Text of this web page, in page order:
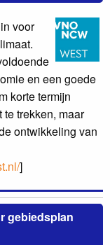
voor
en een goede
korte termijn
trekken, maar
ontwikkeling van
]
gebiedsplan